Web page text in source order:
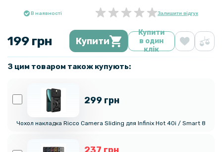
В наявності Залишити відгук
199 грн Купити
Купити
в один
клік
З цим товаром також купують:
299 грн
Чохол накладка Ricco Camera Sliding для Infinix Hot 40i / Smart 8